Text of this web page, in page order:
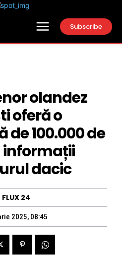
Subscribe
olandez
oferă o
100.000 de
informații
dacic
FLUX 24
2025, 08:45